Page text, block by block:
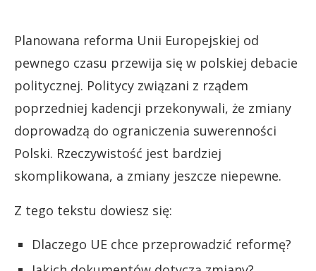
Planowana reforma Unii Europejskiej od
pewnego czasu przewija się w polskiej debacie
politycznej. Politycy związani z rządem
poprzedniej kadencji przekonywali, że zmiany
doprowadzą do ograniczenia suwerenności
Polski. Rzeczywistość jest bardziej
skomplikowana, a zmiany jeszcze niepewne.
Z tego tekstu dowiesz się:
Dlaczego UE chce przeprowadzić reformę?